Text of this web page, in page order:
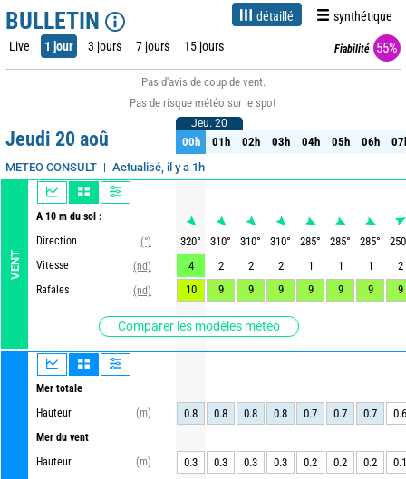
BULLETIN détaillé synthétique
Live 1 jour 3 jours 7 jours 15 jours Fiabilité 55%
Pas d'avis de coup de vent.
Pas de risque météo sur le spot
Jeudi 20 aoû
METEO CONSULT Actualisé, il y a 1h
VENT
A 10 m du sol :
Direction
(°)
Vitesse
(nd)
Rafales
(nd)
Comparer les modèles météo
Mer totale
Hauteur
(m)
Mer du vent
Hauteur
(m)
Jeu. 20
00h 01h 02h 03h 04h 05h 06h
Jeu. 20
00h 01h 02h 03h 04h 05h 06h
320° 310° 310° 310° 285° 285° 285°
250
4
2 2 2 1 1 1
2
10
9 9 9 9 9 9 9
0.8 0.8 0.8 0.8 0.7 0.7 0.7 0.6
0.3 0.3 0.3 0.3 0.2 0.2 0.2 0.1